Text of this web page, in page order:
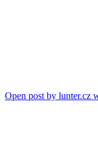
Open post by lunter.cz